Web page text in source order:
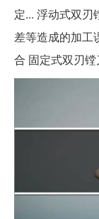
定... 浮动式双
差等造成的加工
合 固定式双刃